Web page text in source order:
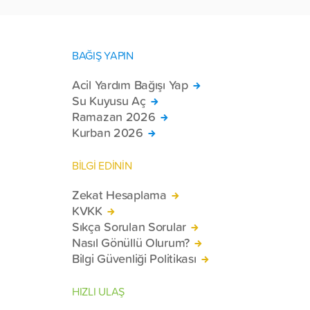
BAĞIŞ YAPIN
Acil Yardım Bağışı Yap
Su Kuyusu Aç
Ramazan 2026
Kurban 2026
BİLGİ EDİNİN
Zekat Hesaplama
KVKK
Sıkça Sorulan Sorular
Nasıl Gönüllü Olurum?
Bilgi Güvenliği Politikası
HIZLI ULAŞ